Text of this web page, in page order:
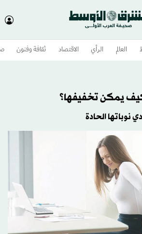
العالم الرأي الاقتصاد ثقافة وفنون
يمكن تخفيفها؟
الحادة